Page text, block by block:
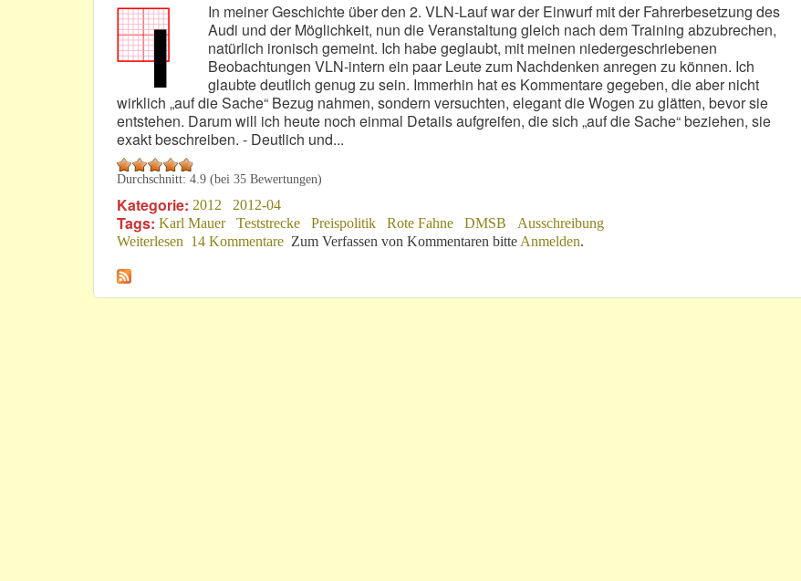
In meiner Geschichte über den 2. VLN-Lauf war der Einwurf mit der Fahrerbesetzung des
Audi und der Möglichkeit, nun die Veranstaltung gleich nach dem Training abzubrechen,
natürlich ironisch gemeint. Ich habe geglaubt, mit meinen niedergeschriebenen
Beobachtungen VLN-intern ein paar Leute zum Nachdenken anregen zu können. Ich
glaubte deutlich genug zu sein. Immerhin hat es Kommentare gegeben, die aber nicht
wirklich „auf die Sache“ Bezug nahmen, sondern versuchten, elegant die Wogen zu glätten, bevor sie
entstehen. Darum will ich heute noch einmal Details aufgreifen, die sich „auf die Sache“ beziehen, sie
exakt beschreiben. - Deutlich und...
Durchschnitt: 4.9 (bei 35 Bewertungen)
Kategorie: 2012 2012-04
Tags: Karl Mauer Teststrecke Preispolitik Rote Fahne DMSB
Ausschreibung
Weiterlesen über VLN: Ganz ernsthaft!
14 Kommentare Zum Verfassen von Kommentaren bitte Anmelden.